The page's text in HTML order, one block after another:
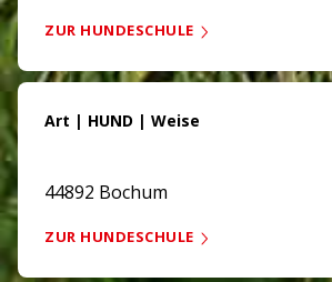
ZUR HUNDESCHULE
Art | HUND | Weise
44892 Bochum
ZUR HUNDESCHULE